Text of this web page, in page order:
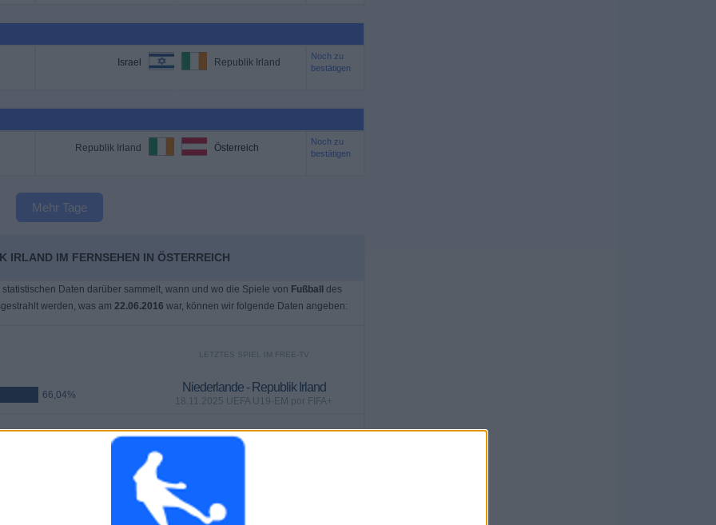
Israel Republik Irland
Noch zu
bestätigen
Republik Irland Österreich
Noch zu
bestätigen
Mehr Tage
IRLAND IM FERNSEHEN IN ÖSTERREICH
Daten darüber sammelt, wann und wo die Spiele von Fußball
des
werden, was am 22.06.2016 war, können wir folgende Daten angeben:
66,04%
LETZTES SPIEL IM FREE-TV
Niederlande - Republik Irland
18.11.2025 UEFA U19-EM por FIFA+
OHNE GRATIS-
3
AUFEINANDERFOLGENDE
PAY-TV-SPIELE